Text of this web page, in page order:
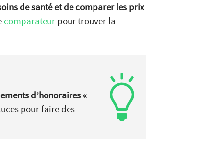
de santé et de comparer les prix
comparateur pour trouver la
d’honoraires «
pour faire des